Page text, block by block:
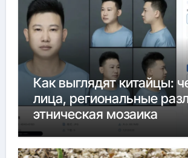
Как выглядят китайцы:
лица, региональные
этническая мозаика